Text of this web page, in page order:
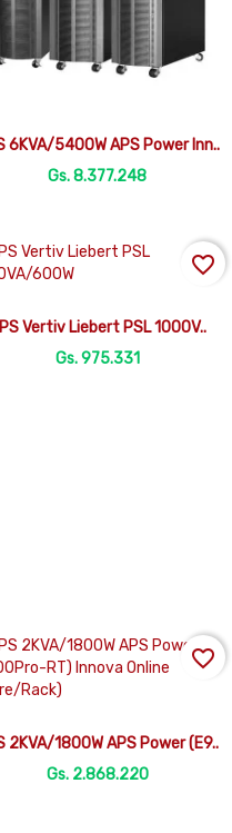
Vista rápida
6KVA/5400W APS Power Inn..
Gs. 8.377.248
Vista rápida
Vertiv Liebert PSL 1000V..
Gs. 975.331
favorite_border
Vista rápida
2KVA/1800W APS Power (E9..
Gs. 2.868.220
favorite_border